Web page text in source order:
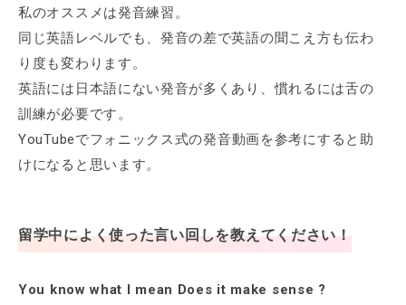
私のオススメは発音練習。
同じ英語レベルでも、発音の差で英語の聞こえ方も伝わ
り度も変わります。
英語には日本語にない発音が多くあり、慣れるには舌の
訓練が必要です。
YouTubeでフォニックス式の発音動画を参考にすると助
けになると思います。
留学中によく使った言い回しを教えてください！
You know what I mean Does it make sense ?